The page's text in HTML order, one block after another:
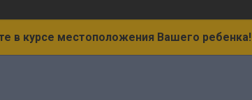
в курсе местоположения Вашего ребенка!